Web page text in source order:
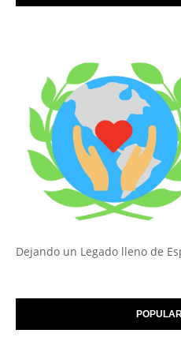
Dejando un Legado lleno de